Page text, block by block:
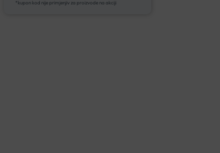
*kupon kod nije primjenjiv za proizvode na akciji